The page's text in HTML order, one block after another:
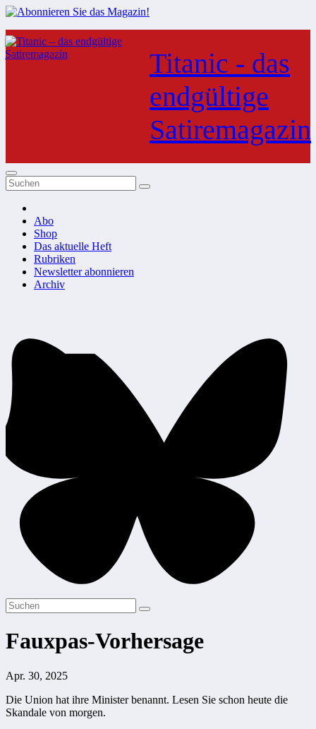
Zum
Inhalt
springen
Titanic - das
endgültige
Satiremagazin
Abo
Shop
Das aktuelle Heft
Rubriken
Newsletter abonnieren
Archiv
Fauxpas-Vorhersage
Apr. 30, 2025
Die Union hat ihre Minister benannt. Lesen Sie schon heute die
Skandale von morgen.